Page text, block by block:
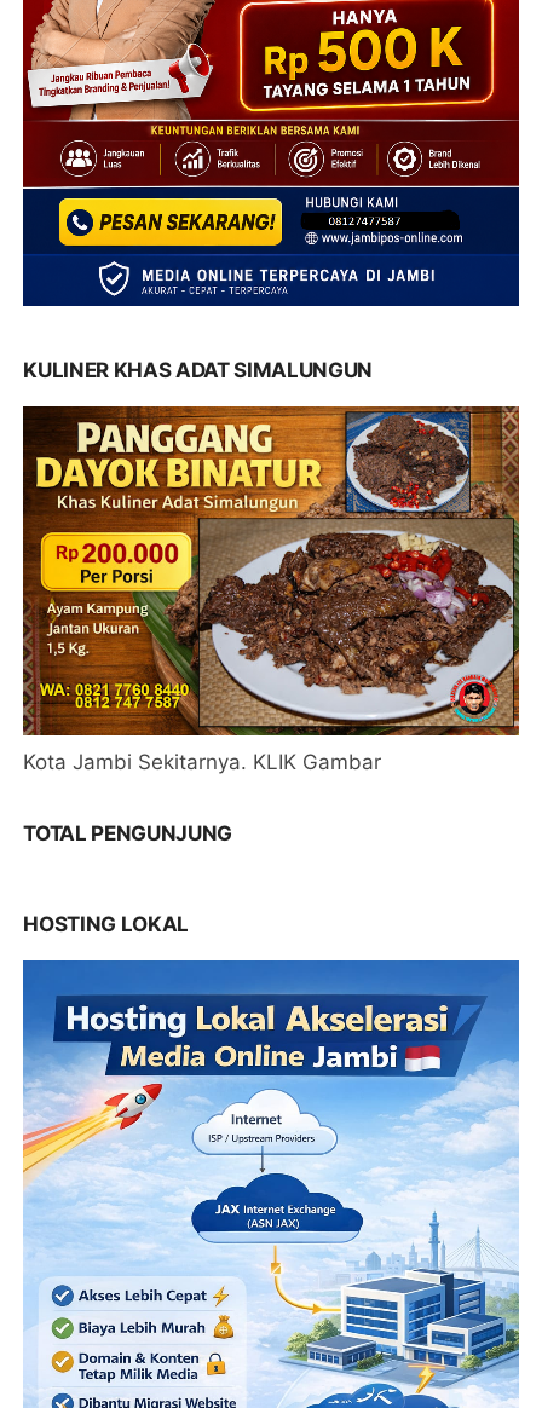
KULINER KHAS ADAT SIMALUNGUN
Kota Jambi Sekitarnya. KLIK Gambar
TOTAL PENGUNJUNG
HOSTING LOKAL